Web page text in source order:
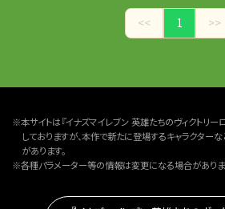
<< 1 >>
※本サイトは『イナズマイレブン 英雄たちのヴィクトリー
しておりますが、本作で新たに登場するキャラクター
があります。
※各種パラメーター等の情報は変更になる場合がありま